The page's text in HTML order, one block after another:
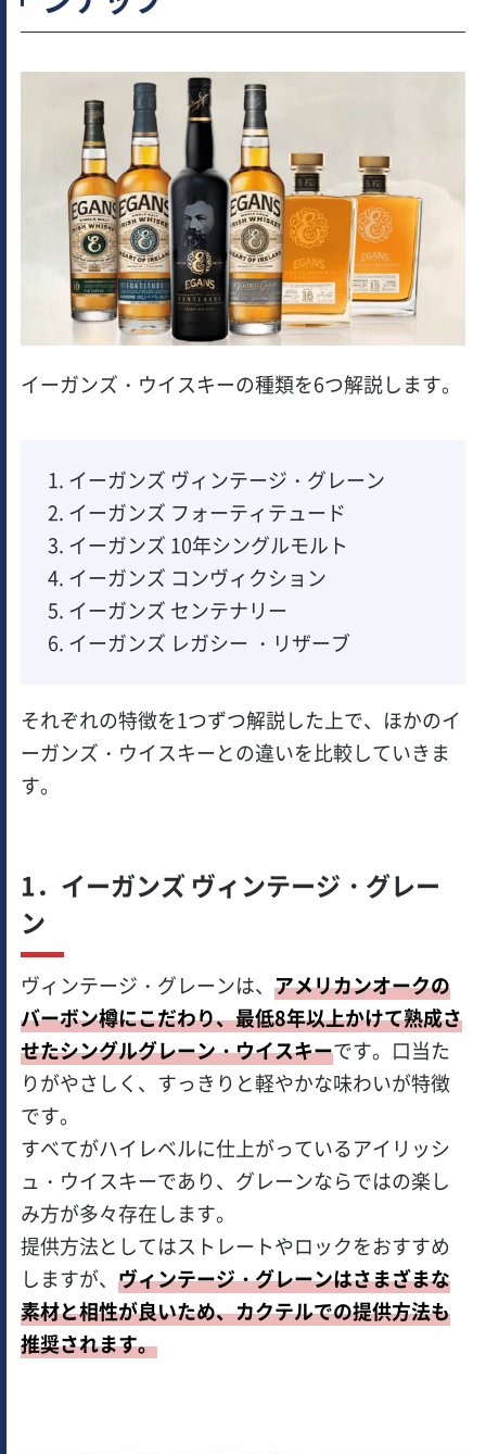
イーガンズ・ウイスキーの種類を6つ解説します。
イーガンズ ヴィンテージ・グレーン
イーガンズ フォーティテュード
イーガンズ 10年シングルモルト
イーガンズ コンヴィクション
イーガンズ センテナリー
イーガンズ レガシー ・リザーブ
それぞれの特徴を1つずつ解説した上で、ほかのイ
ーガンズ・ウイスキーとの違いを比較していきま
す。
1．イーガンズ ヴィンテージ・グレー
ン
ヴィンテージ・グレーンは、アメリカンオークの
バーボン樽にこだわり、最低8年以上かけて熟成さ
せたシングルグレーン・ウイスキーです。口当た
りがやさしく、すっきりと軽やかな味わいが特徴
です。
すべてがハイレベルに仕上がっているアイリッシ
ュ・ウイスキーであり、グレーンならではの楽し
み方が多々存在します。
提供方法としてはストレートやロックをおすすめ
しますが、ヴィンテージ・グレーンはさまざまな
素材と相性が良いため、カクテルでの提供方法も
推奨されます。